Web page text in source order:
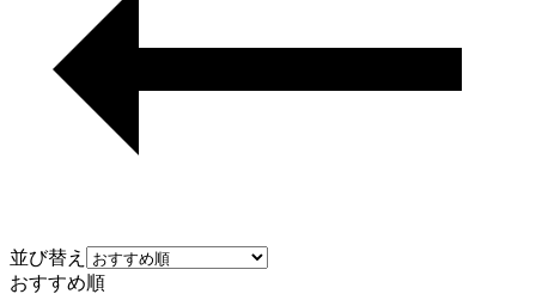
並び替え
おすすめ順